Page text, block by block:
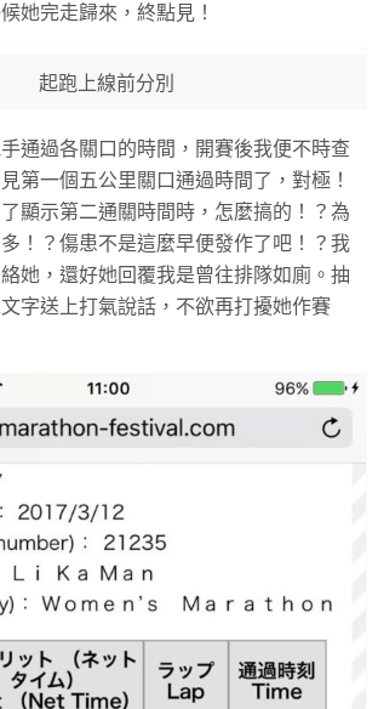
她完走歸來，終點見！
起跑上線前分別
通過各關口的時間，開賽後我便不時查
第一個五公里關口通過時間了，對極！
顯示第二通關時間時，怎麼搞的！？為
！？傷患不是這麼早便發作了吧！？我
她，還好她回覆我是曾往排隊如廁。抽
字送上打氣說話，不欲再打擾她作賽